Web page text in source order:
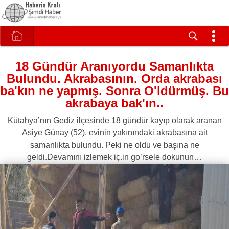
18 Gündür Aranıyordu Samanlıkta
Bulundu. Akrabasının. Orda akrabası
ba'kın ne yapmış. Sonra O'ldürmüş. Bu
akrabaya bak'ın..
Kütahya’nın Gediz ilçesinde 18 gündür kayıp olarak aranan
Asiye Günay (52), evinin yakınındaki akrabasına ait
samanlıkta bulundu. Peki ne oldu ve başına ne
geldi.Devamını izlemek iç.in go’rsele dokunun…